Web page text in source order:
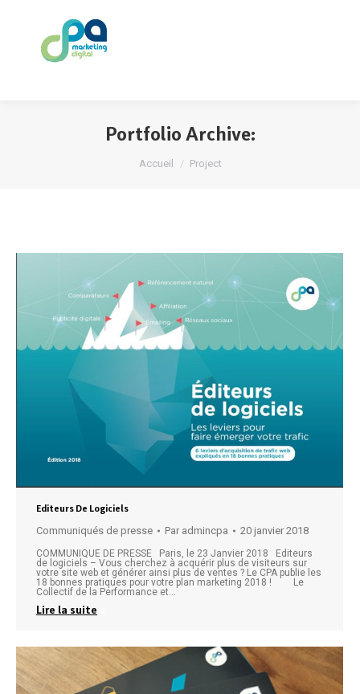
Portfolio Archive:
Vous êtes ici :
Accueil Project
Editeurs De Logiciels
Communiqués de presse Par admincpa 20 janvier 2018
COMMUNIQUE DE PRESSE Paris, le 23 Janvier 2018 Editeurs
de logiciels – Vous cherchez à acquérir plus de visiteurs sur
votre site web et générer ainsi plus de ventes ? Le CPA publie les
18 bonnes pratiques pour votre plan marketing 2018 ! Le
Collectif de la Performance et…
Lire la suite